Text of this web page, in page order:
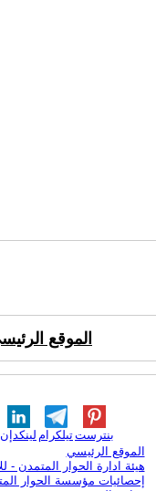
الموقع
لينكدإن تيلكرامبنترست
الموقع الرئيسي
هيئة ادارة الحوار المتمدن -
إحصائيات مؤسسة الحوار